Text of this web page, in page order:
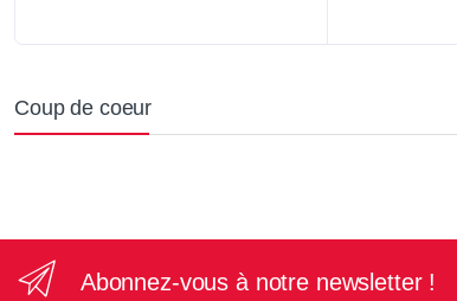
Coup de coeur
Abonnez-vous à notre newsletter !